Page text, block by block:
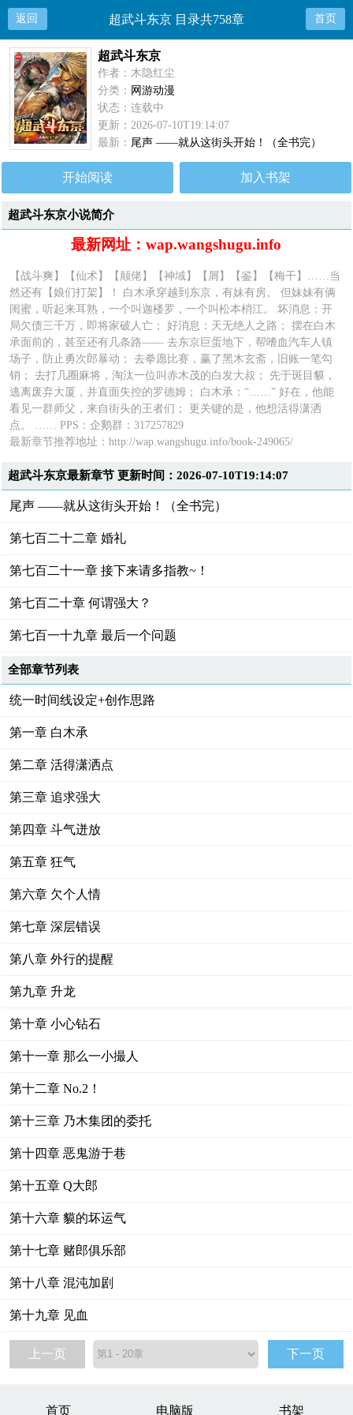
返回 超武斗东京 目录共758章 首页
超武斗东京
作者：木隐红尘
分类： 网游动漫
状态：连载中
更新：2026-07-10T19:14:07
最新： 尾声 ——就从这街头开始！（全书完）
开始阅读 加入书架
超武斗东京小说简介
最新网址：wap.wangshugu.info
【战斗爽】【仙术】【颠佬】【神域】【屑】【鉴】【梅干】……当
然还有【娘们打架】！ 白木承穿越到东京，有妹有房。 但妹妹有俩
闺蜜，听起来耳熟，一个叫迦楼罗，一个叫松本梢江。 坏消息：开
局欠债三千万，即将家破人亡； 好消息：天无绝人之路； 摆在白木
承面前的，甚至还有几条路—— 去东京巨蛋地下，帮嗜血汽车人镇
场子，防止勇次郎暴动； 去拳愿比赛，赢了黑木玄斋，旧账一笔勾
销； 去打几圈麻将，淘汰一位叫赤木茂的白发大叔； 先于斑目貘，
逃离废弃大厦，并直面失控的罗德姆； 白木承：“……” 好在，他能
看见一群师父，来自街头的王者们； 更关键的是，他想活得潇洒
点。 …… PPS：企鹅群：317257829
最新章节推荐地址：http://wap.wangshugu.info/book-249065/
超武斗东京最新章节 更新时间：2026-07-10T19:14:07
尾声 ——就从这街头开始！（全书完）
第七百二十二章 婚礼
第七百二十一章 接下来请多指教~！
第七百二十章 何谓强大？
第七百一十九章 最后一个问题
全部章节列表
统一时间线设定+创作思路
第一章 白木承
第二章 活得潇洒点
第三章 追求强大
第四章 斗气迸放
第五章 狂气
第六章 欠个人情
第七章 深层错误
第八章 外行的提醒
第九章 升龙
第十章 小心钻石
第十一章 那么一小撮人
第十二章 No.2！
第十三章 乃木集团的委托
第十四章 恶鬼游于巷
第十五章 Q大郎
第十六章 貘的坏运气
第十七章 赌郎俱乐部
第十八章 混沌加剧
第十九章 见血
上一页 下一页
首页 电脑版 书架